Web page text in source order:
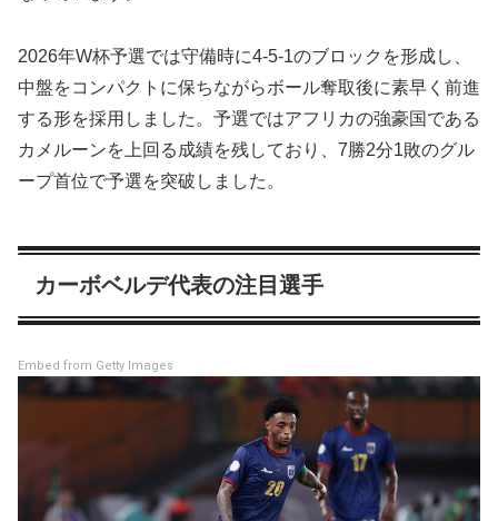
2026年W杯予選では守備時に4-5-1のブロックを形成し、
中盤をコンパクトに保ちながらボール奪取後に素早く前進
する形を採用しました。予選ではアフリカの強豪国である
カメルーンを上回る成績を残しており、7勝2分1敗のグル
ープ首位で予選を突破しました。
カーボベルデ代表の注目選手
Embed from Getty Images